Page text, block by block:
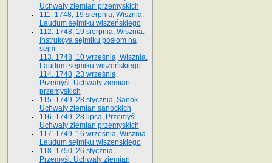
Uchwały ziemian przemyskich
111. 1748, 19 sierpnia, Wisznia.
Laudum sejmiku wiszeńskiego
112. 1748, 19 sierpnia, Wisznia.
Instrukcya sejmiku posłom na
sejm
113. 1748, 10 września, Wisznia.
Laudum sejmiku wiszeńskiego
114. 1748, 23 września,
Przemyśl. Uchwały ziemian
przemyskich
115. 1749, 28 stycznia, Sanok.
Uchwały ziemian sanockich
116. 1749, 28 lipca, Przemyśl.
Uchwały ziemian przemyskich
117. 1749, 16 września, Wisznia.
Laudum sejmiku wiszeńskiego
118. 1750, 26 stycznia,
Przemyśl. Uchwały ziemian